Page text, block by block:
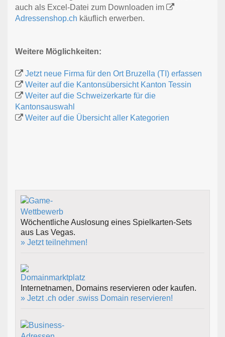
auch als Excel-Datei zum Downloaden im
Adressenshop.ch käuflich erwerben.
Weitere Möglichkeiten:
Jetzt neue Firma für den Ort Bruzella (TI) erfassen
Weiter auf die Kantonsübersicht Kanton Tessin
Weiter auf die Schweizerkarte für die
Kantonsauswahl
Weiter auf die Übersicht aller Kategorien
Wöchentliche Auslosung eines Spielkarten-Sets
aus Las Vegas.
» Jetzt teilnehmen!
Internetnamen, Domains reservieren oder kaufen.
» Jetzt .ch oder .swiss Domain reservieren!